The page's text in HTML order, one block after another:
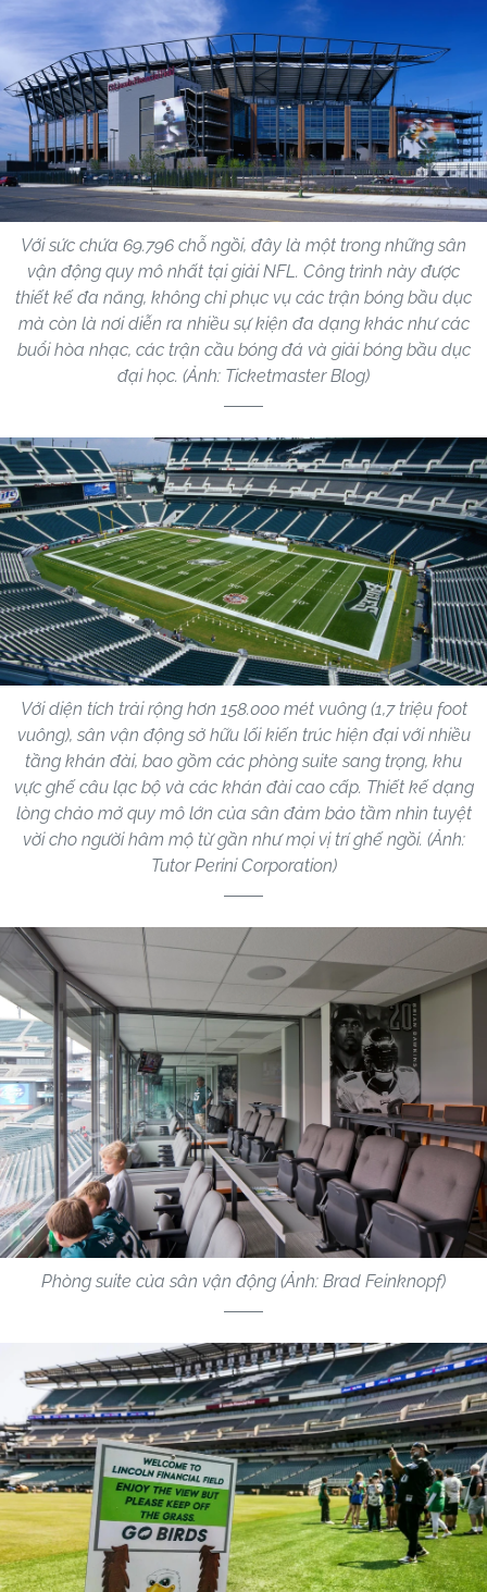
Với sức chứa 69.796 chỗ ngồi, đây là một trong những sân
vận động quy mô nhất tại giải NFL. Công trình này được
thiết kế đa năng, không chỉ phục vụ các trận bóng bầu dục
mà còn là nơi diễn ra nhiều sự kiện đa dạng khác như các
buổi hòa nhạc, các trận cầu bóng đá và giải bóng bầu dục
đại học. (Ảnh: Ticketmaster Blog)
Với diện tích trải rộng hơn 158.000 mét vuông (1,7 triệu foot
vuông), sân vận động sở hữu lối kiến trúc hiện đại với nhiều
tầng khán đài, bao gồm các phòng suite sang trọng, khu
vực ghế câu lạc bộ và các khán đài cao cấp. Thiết kế dạng
lòng chảo mở quy mô lớn của sân đảm bảo tầm nhìn tuyệt
vời cho người hâm mộ từ gần như mọi vị trí ghế ngồi. (Ảnh:
Tutor Perini Corporation)
Phòng suite của sân vận động (Ảnh: Brad Feinknopf)